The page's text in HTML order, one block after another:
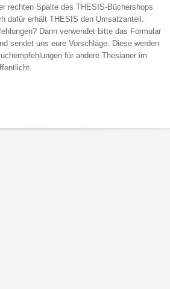
rechten Spalte des THESIS-Büchershops
dafür erhält THESIS den Umsatzanteil.
Dann verwendet bitte das Formular
sendet uns eure Vorschläge. Diese werden
für andere Thesianer im